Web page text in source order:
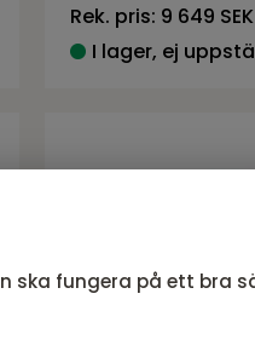
ska fungera på ett bra
Rek. pris: 9 649 SEK
I lager, ej